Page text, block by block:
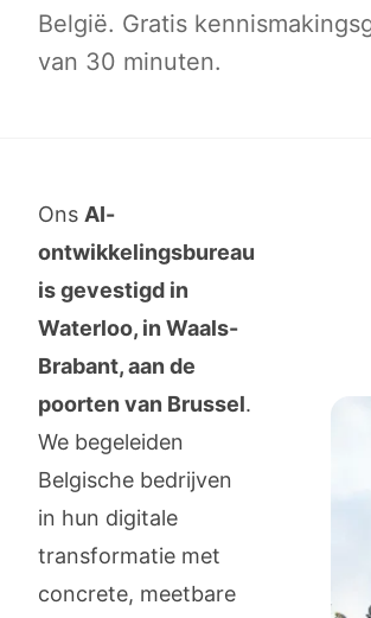
België. Gratis
van 30 minuten.
Ons AI-
ontwikkelingsbureau
is gevestigd in
Waterloo, in Waals-
Brabant, aan de
poorten van Brussel.
We begeleiden
Belgische bedrijven
in hun digitale
transformatie met
concrete, meetbare